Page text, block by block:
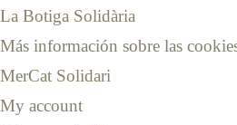
La Botiga Solidària
Más información sobre las
MerCat Solidari
My account